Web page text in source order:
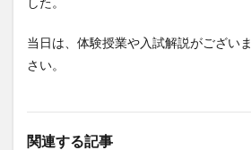
当日は、体験授業や入試解説がござい
さい。
関連する記事